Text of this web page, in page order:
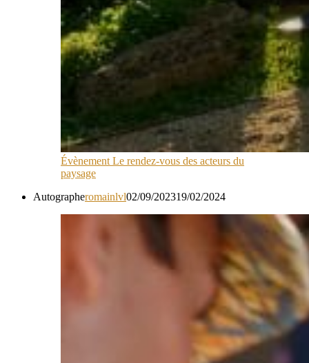
Évènement Le rendez-vous des acteurs du
paysage
Autographeromainlvl02/09/202319/02/2024